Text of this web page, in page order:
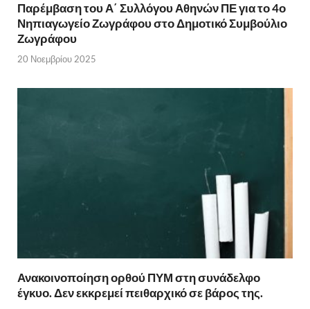
Παρέμβαση του Α΄ Συλλόγου Αθηνών ΠΕ για το 4ο
Νηπιαγωγείο Ζωγράφου στο Δημοτικό Συμβούλιο
Ζωγράφου
20 Νοεμβρίου 2025
Ανακοινοποίηση ορθού ΠΥΜ στη συνάδελφο
έγκυο. Δεν εκκρεμεί πειθαρχικό σε βάρος της.